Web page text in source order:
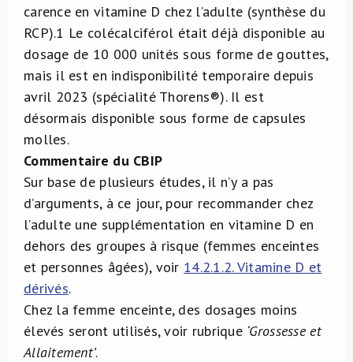
carence en vitamine D chez l’adulte (synthèse du
RCP).1 Le colécalciférol était déjà disponible au
dosage de 10 000 unités sous forme de gouttes,
mais il est en indisponibilité temporaire depuis
avril 2023 (spécialité Thorens®). Il est
désormais disponible sous forme de capsules
molles.
Commentaire du CBIP
Sur base de plusieurs études, il n’y a pas
d’arguments, à ce jour, pour recommander chez
l’adulte une supplémentation en vitamine D en
dehors des groupes à risque (femmes enceintes
et personnes âgées), voir 14.2.1.2. Vitamine D et
dérivés.
Chez la femme enceinte, des dosages moins
élevés seront utilisés, voir rubrique ‘Grossesse et
Allaitement’.